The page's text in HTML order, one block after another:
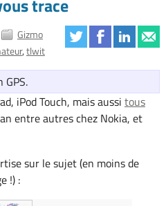
trace
Gizmo
tlwit
iPod Touch, mais aussi tous
entre autres chez Nokia, et
sur le sujet (en moins de
!) :